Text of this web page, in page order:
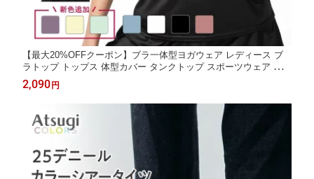
【最大20%OFFクーポン】ブラ一体型ヨガウェア レディース ブ
ラトップ トップス 体型カバー タンクトップ スポーツウェア ホッ
トヨガ ピラティス ジム ヨガ キャミソール アツギ クリアビュー
ティアクティブ 47017CCS スポーツブラ スポブラ
2,090円